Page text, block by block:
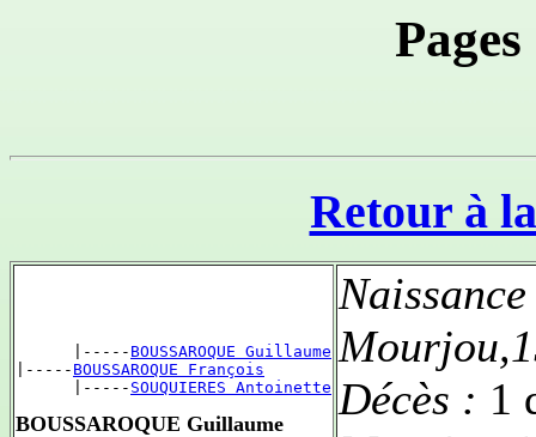
Retour à
      |-----
BOUSSAROQUE Guillaume
|----- BOUSSAROQUE François
      |-----
SOUQUIERES Antoinette
BOUSSAROQUE Guillaume
Décès : 1